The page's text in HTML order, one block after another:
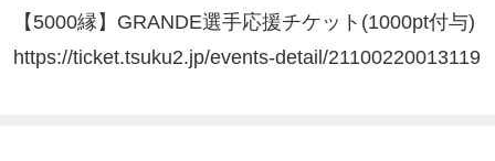
【5000縁】GRANDE選手応援チケット(1000pt付与)
https://ticket.tsuku2.jp/events-detail/21100220013119